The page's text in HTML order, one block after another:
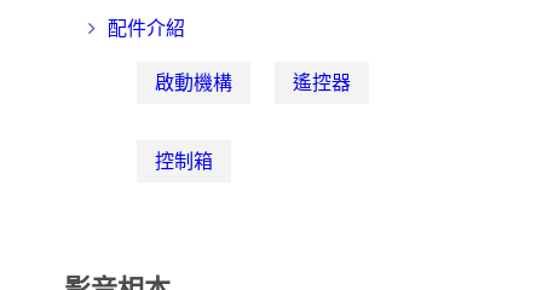
配件介紹
啟動機構 遙控器
控制箱